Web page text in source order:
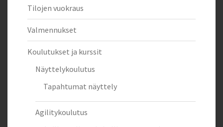
Tilojen vuokraus
Valmennukset
Koulutukset ja kurssit
Näyttelykoulutus
Tapahtumat näyttely
Agilitykoulutus